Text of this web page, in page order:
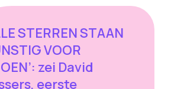
STERREN STAAN
VOOR
zei David
eerste